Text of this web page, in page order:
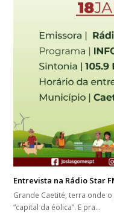
Entrevista na Rádio Star
Grande Caetité, terra onde
“capital da éolica”. E pra…